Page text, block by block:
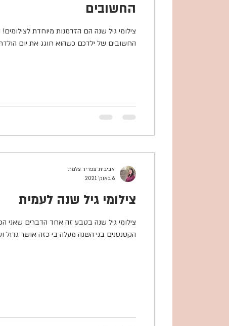
החשובים
צילומי גיל שנה הם הזדמנות מיוחדת
החשובים של ילדכם כשהוא חוגג את יום
צילומי גיל שנה לעמית
צילומי גיל שנה בטבע זה אחד הדברים שאני
הקטנטנים בני השנה מעלה בי כזה אושר
אביבית צפריר צלמת
6 באוק׳ 2021